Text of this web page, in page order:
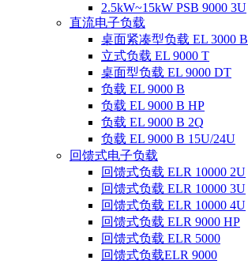
2.5kW~15kW PSB 9000 3U
直流电子负载
桌面紧凑型负载 EL 3000 B
立式负载 EL 9000 T
桌面型负载 EL 9000 DT
负载 EL 9000 B
负载 EL 9000 B HP
负载 EL 9000 B 2Q
负载 EL 9000 B 15U/24U
回馈式电子负载
回馈式负载 ELR 10000 2U
回馈式负载 ELR 10000 3U
回馈式负载 ELR 10000 4U
回馈式负载 ELR 9000 HP
回馈式负载 ELR 5000
回馈式负载ELR 9000